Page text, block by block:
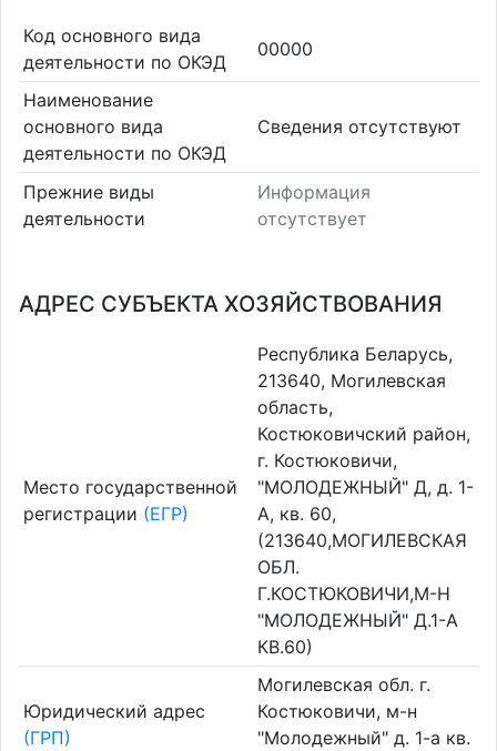
Код основного вида
деятельности по ОКЭД
00000
Наименование
основного вида
деятельности по ОКЭД
Cведения отсутствуют
Прежние виды
деятельности
Информация
отсутствует
АДРЕС СУБЪЕКТА ХОЗЯЙСТВОВАНИЯ
Место государственной
регистрации (ЕГР)
Республика Беларусь,
213640, Могилевская
область,
Костюковичский район,
г. Костюковичи,
"МОЛОДЕЖНЫЙ" Д, д. 1-
А, кв. 60,
(213640,МОГИЛЕВСКАЯ
ОБЛ.
Г.КОСТЮКОВИЧИ,М-Н
"МОЛОДЕЖНЫЙ" Д.1-А
КВ.60)
Юридический адрес
(ГРП)
Могилевская обл. г.
Костюковичи, м-н
"Молодежный" д. 1-а кв.